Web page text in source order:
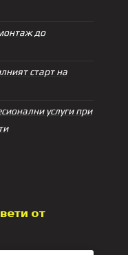
до
старт на
услуги при
от